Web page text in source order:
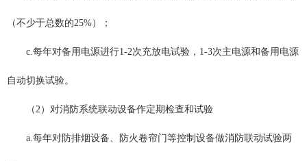
（不少于总数的25%）；
c.每年对备用电源进行1-2次充放电试验，1-3次主电源和备用电源
自动切换试验。
（2）对消防系统联动设备作定期检查和试验
a.每年对防排烟设备、防火卷帘门等控制设备做消防联动试验两